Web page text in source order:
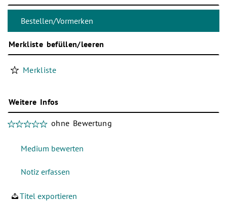
Merkliste befüllen/leeren
Merkliste
Weitere Infos
ohne Bewertung
Titel exportieren